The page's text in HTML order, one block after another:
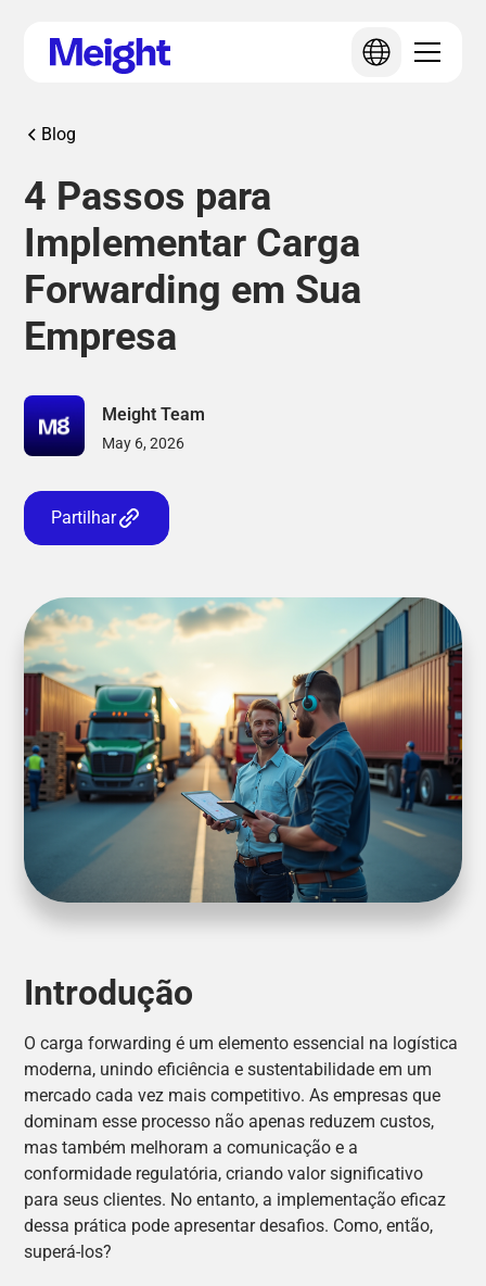
Blog
4 Passos para
Implementar Carga
Forwarding em Sua
Empresa
Meight Team
May 6, 2026
Partilhar
Introdução
O carga forwarding é um elemento essencial na logística
moderna, unindo eficiência e sustentabilidade em um
mercado cada vez mais competitivo. As empresas que
dominam esse processo não apenas reduzem custos,
mas também melhoram a comunicação e a
conformidade regulatória, criando valor significativo
para seus clientes. No entanto, a implementação eficaz
dessa prática pode apresentar desafios. Como, então,
superá-los?